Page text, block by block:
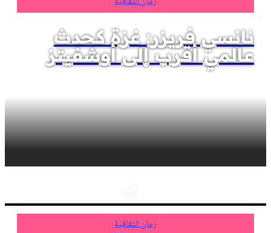
نانسي فريزر: غزة كحدث
عالمي أقرب إلى أوشفيتز
رمان الثقافية